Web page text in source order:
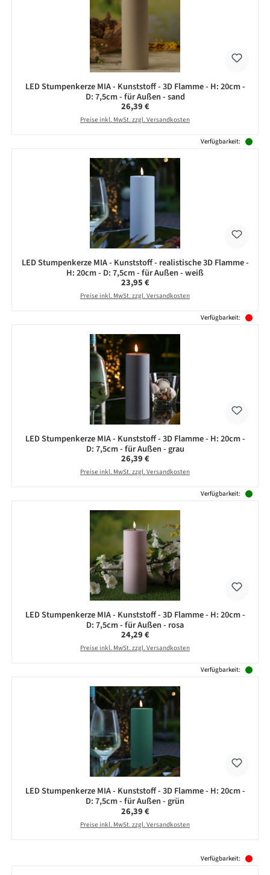
LED Stumpenkerze MIA - Kunststoff - 3D Flamme - H: 20cm -
D: 7,5cm - für Außen - sand
Regulärer Preis:
26,39 €
Preise inkl. MwSt. zzgl. Versandkosten
Verfügbarkeit:
LED Stumpenkerze MIA - Kunststoff - realistische 3D Flamme -
H: 20cm - D: 7,5cm - für Außen - weiß
Regulärer Preis:
23,95 €
Preise inkl. MwSt. zzgl. Versandkosten
Verfügbarkeit:
LED Stumpenkerze MIA - Kunststoff - 3D Flamme - H: 20cm -
D: 7,5cm - für Außen - grau
Regulärer Preis:
26,39 €
Preise inkl. MwSt. zzgl. Versandkosten
Verfügbarkeit:
LED Stumpenkerze MIA - Kunststoff - 3D Flamme - H: 20cm -
D: 7,5cm - für Außen - rosa
Regulärer Preis:
24,29 €
Preise inkl. MwSt. zzgl. Versandkosten
Verfügbarkeit:
LED Stumpenkerze MIA - Kunststoff - 3D Flamme - H: 20cm -
D: 7,5cm - für Außen - grün
Regulärer Preis:
26,39 €
Preise inkl. MwSt. zzgl. Versandkosten
Verfügbarkeit: